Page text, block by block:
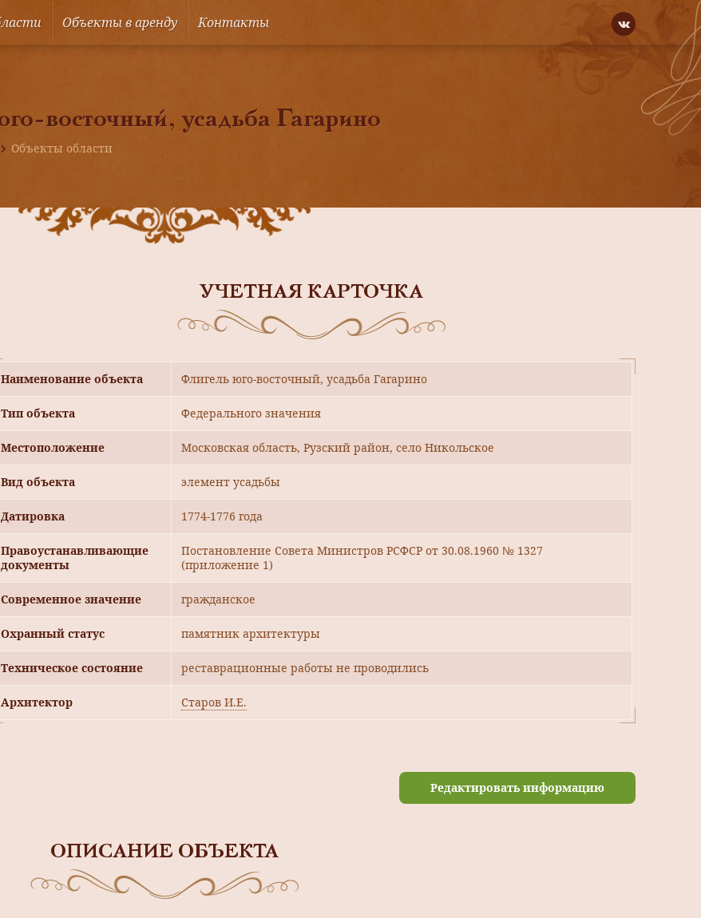
Объекты в аренду Контакты
восточный, усадьба Гагарино
Объекты области
УЧЕТНАЯ КАРТОЧКА
Наименование объекта Флигель юго-восточный, усадьба Гагарино
Тип объекта Федерального значения
Местоположение Московская область, Рузский район, село Никольское
Вид объекта элемент усадьбы
Датировка 1774-1776 года
Правоустанавливающие
документы
Постановление Совета Министров РСФСР от 30.08.1960 № 1327
(приложение 1)
Современное значение гражданское
Охранный статус памятник архитектуры
Техническое состояние реставрационные работы не проводились
Архитектор Старов И.Е.
Редактировать информацию
ОПИСАНИЕ ОБЪЕКТА